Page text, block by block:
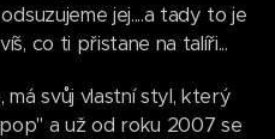
jej....a tady to je
co ti přistane na talíři...
má svůj vlastní styl, který
a už od roku 2007 se